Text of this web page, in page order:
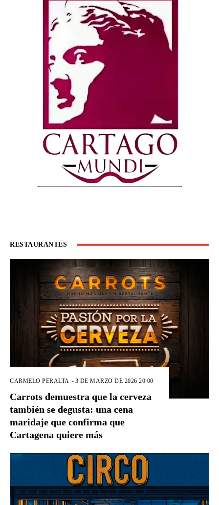
RESTAURANTES
CARMELO PERALTA - 3 DE MARZO DE 2026 20:00
Carrots demuestra que la cerveza
también se degusta: una cena
maridaje que confirma que
Cartagena quiere más